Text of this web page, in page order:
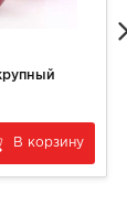
В корзину